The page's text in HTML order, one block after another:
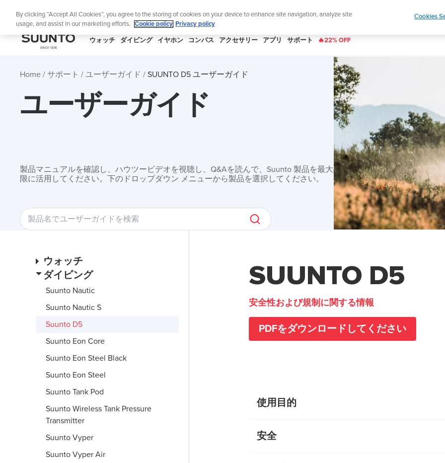
ニュースレターに登録すると、5％オフになります。|返
SUUNTO
ウォッチ ダイビング イヤホン コンパス アクセサリー アプリ サポート 🔥22% OFF
Home サポート ユーザーガイド SUUNTO D5 ユーザーガイド
ユーザーガイド
製品マニュアルを確認し、ハウツービデオを視聴し、Q&Aを読んで、Suunto 製品を最大
限に活用してください。下のドロップダウン メニューから製品を選択してください。
ウォッチ
ダイビング
Suunto Nautic
Suunto Nautic S
Suunto D5
Suunto Eon Core
Suunto Eon Steel Black
Suunto Eon Steel
Suunto Tank Pod
Suunto Wireless Tank Pressure
Transmitter
Suunto Vyper
Suunto Vyper Air
SUUNTO D5
安全性および規制に関する情報
PDFをダウンロードしてください
使用目的
安全
By clicking “Accept All Cookies”, you agree to the storing of cookies on your device to enhance site navigation, analyze site
usage, and assist in our marketing efforts.
Cookie policy Privacy policy
Cookies